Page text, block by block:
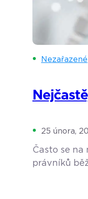
Nezařazené
25 února,
Často se na
právníků